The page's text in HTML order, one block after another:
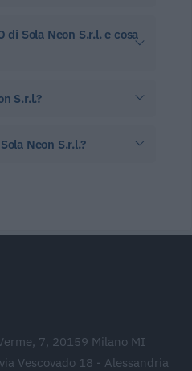
di Sola Neon S.r.l. e cosa
S.r.l.?
Neon S.r.l.?
7, 20159 Milano MI
Vescovado 18 - Alessandria